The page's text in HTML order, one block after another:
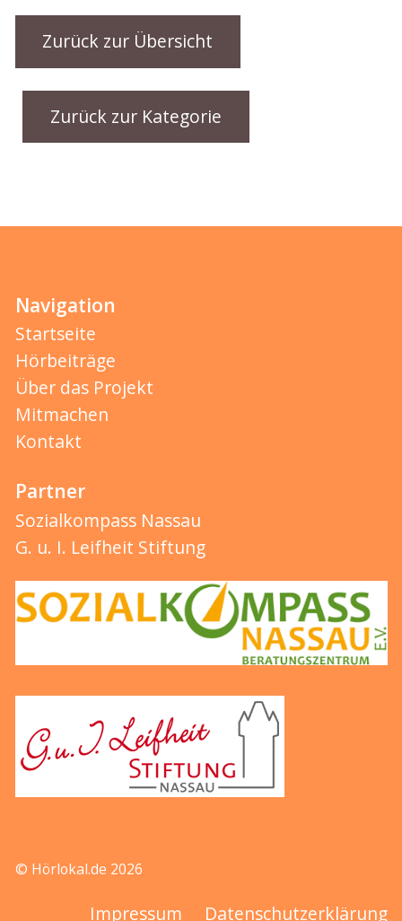
Zurück zur Übersicht
Zurück zur Kategorie
Navigation
Startseite
Hörbeiträge
Über das Projekt
Mitmachen
Kontakt
Partner
Sozialkompass Nassau
G. u. I. Leifheit Stiftung
© Hörlokal.de 2026
Impressum Datenschutzerklärung